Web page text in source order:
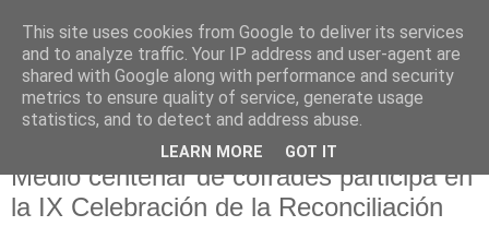
Hermandad de la
Santísima Cruz
Medio centenar de cofrades participa en
la IX Celebración de la Reconciliación
This site uses cookies from Google to deliver its services
and to analyze traffic. Your IP address and user-agent are
shared with Google along with performance and security
metrics to ensure quality of service, generate usage
statistics, and to detect and address abuse.
LEARN MORE GOT IT